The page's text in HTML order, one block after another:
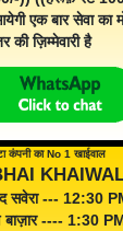
एक बार सेवा का
की ज़िम्मेवारी है
कंपनी का No 1 खाईवाल
सवेरा --- 12:30
बाज़ार ---- 1:30